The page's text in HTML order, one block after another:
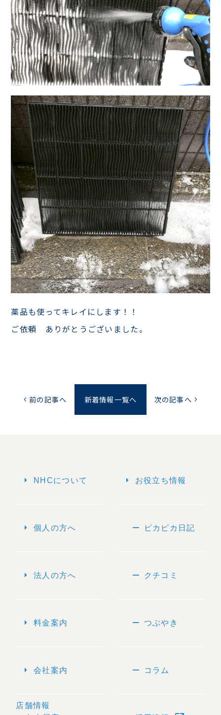
薬品も使ってキレイにします！！
ご依頼 ありがとうございました。
chevron_left 前の記事へ 新着情報一覧へ 次の記事へ chevron_right
arrow_right NHCについて
arrow_right 個人の方へ
arrow_right 法人の方へ
arrow_right 料金案内
arrow_right 会社案内
店舗情報
arrow_right お役立ち情報
remove ピカピカ日記
remove クチコミ
remove つぶやき
remove コラム